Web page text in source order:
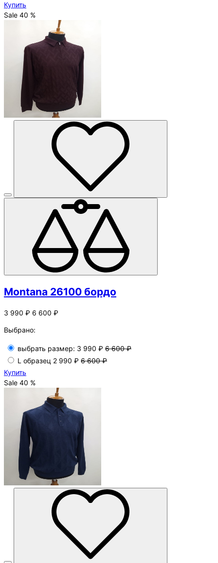
Купить
Sale 40 %
Montana 26100 бордо
3 990 ₽ 6 600 ₽
Выбрано:
выбрать размер: 3 990 ₽ 6 600 ₽
L образец 2 990 ₽ 6 600 ₽
Купить
Sale 40 %